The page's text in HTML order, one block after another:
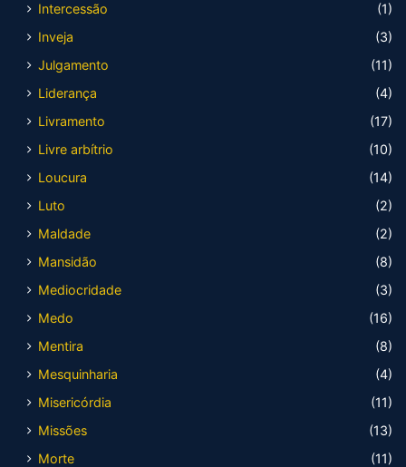
Intercessão
(1)
Inveja
(3)
Julgamento
(11)
Liderança
(4)
Livramento
(17)
Livre arbítrio
(10)
Loucura
(14)
Luto
(2)
Maldade
(2)
Mansidão
(8)
Mediocridade
(3)
Medo
(16)
Mentira
(8)
Mesquinharia
(4)
Misericórdia
(11)
Missões
(13)
Morte
(11)